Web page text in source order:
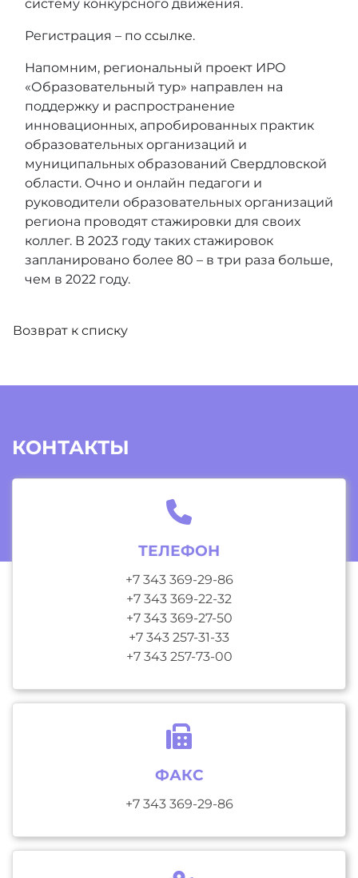
систему конкурсного движения.
Регистрация – по ссылке.
Напомним, региональный проект ИРО
«Образовательный тур» направлен на
поддержку и распространение
инновационных, апробированных практик
образовательных организаций и
муниципальных образований Свердловской
области. Очно и онлайн педагоги и
руководители образовательных организаций
региона проводят стажировки для своих
коллег. В 2023 году таких стажировок
запланировано более 80 – в три раза больше,
чем в 2022 году.
Возврат к списку
КОНТАКТЫ
ТЕЛЕФОН
+7 343 369-29-86
+7 343 369-22-32
+7 343 369-27-50
+7 343 257-31-33
+7 343 257-73-00
ФАКС
+7 343 369-29-86